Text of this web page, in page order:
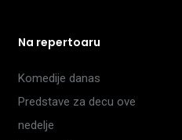
Na repertoaru
Komedije danas
Predstave za decu ove
nedelje